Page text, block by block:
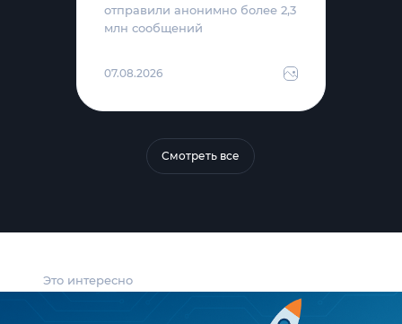
Это интересно
отправили анонимно более 2,3
млн сообщений
07.08.2026
Смотреть все